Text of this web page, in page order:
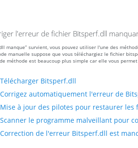
l'erreur de fichier Bitsperf.dll
manque” survient, vous pouvez utiliser l'une des
manuelle suppose que vous téléchargiez le fichier
méthode est beaucoup plus simple car elle vous
Bitsperf.dll
automatiquement l'erreur de
à jour des pilotes pour restaurer les
le programme malveillant pour
de l'erreur Bitsperf.dll est